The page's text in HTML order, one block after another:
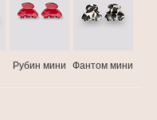
Рубин мини Фантом мини